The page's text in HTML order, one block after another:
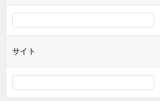
サイト